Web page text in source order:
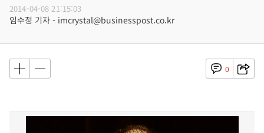
2014-04-08 21:15:03
임수정 기자 - imcrystal@businesspost.co.kr
0